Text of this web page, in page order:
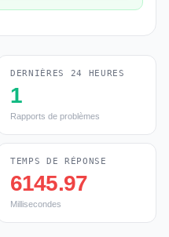
DERNIÈRES 24 HEURES
1
Rapports de problèmes
TEMPS DE RÉPONSE
6145.97
Millisecondes